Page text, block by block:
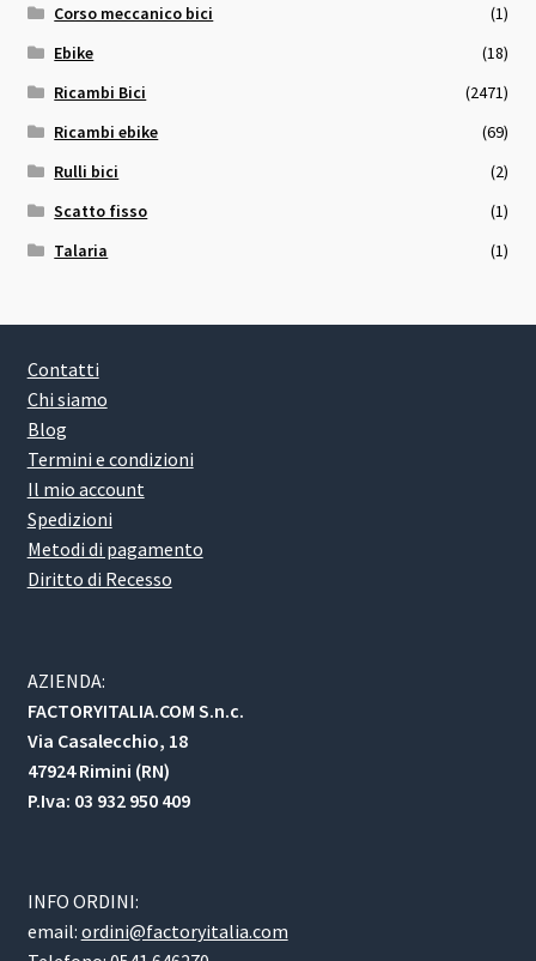
Corso meccanico bici
(1)
Ebike
(18)
Ricambi Bici
(2471)
Ricambi ebike
(69)
Rulli bici
(2)
Scatto fisso
(1)
Talaria
(1)
Contatti
Chi siamo
Blog
Termini e condizioni
Il mio account
Spedizioni
Metodi di pagamento
Diritto di Recesso
AZIENDA:
FACTORYITALIA.COM S.n.c.
Via Casalecchio, 18
47924 Rimini (RN)
P.Iva: 03 932 950 409
INFO ORDINI:
email: ordini@factoryitalia.com